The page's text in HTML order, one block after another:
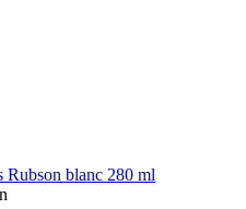
Rubson blanc 280 ml